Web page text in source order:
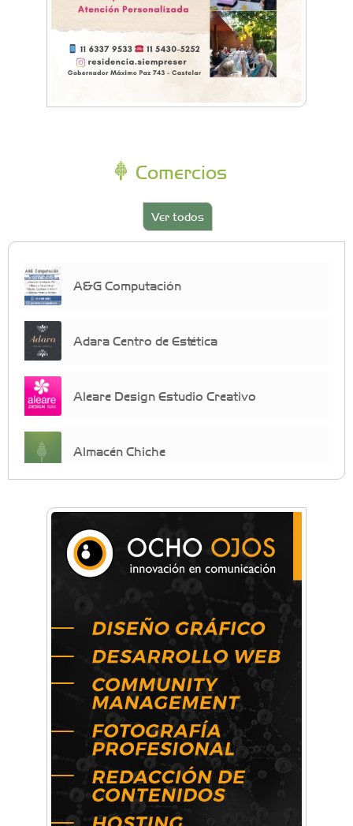
Comercios
Ver todos
A&G Computación
Adara Centro de Estética
Aleare Design Estudio Creativo
Almacén Chiche
crecimiento personal
Arq. Horacio Alejandro Sánchez
Artística ApasionArte
Artística Veral
BAIC Ramos Mejía